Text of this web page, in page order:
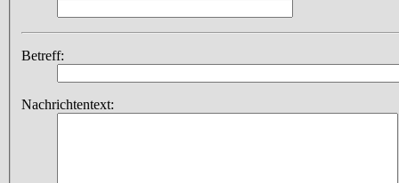
Betreff:
Nachrichtentext: